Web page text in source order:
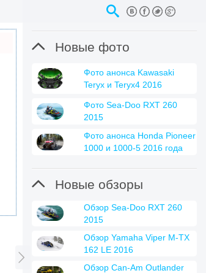

 Новые фото
Фото анонса Kawasaki
Teryx и Teryx4 2016
Фото Sea-Doo RXT 260
2015
Фото анонса Honda Pioneer
1000 и 1000-5 2016 года
 Новые обзоры
Обзор Sea-Doo RXT 260
2015
Обзор Yamaha Viper M-TX
162 LE 2016
Обзор Can-Am Outlander